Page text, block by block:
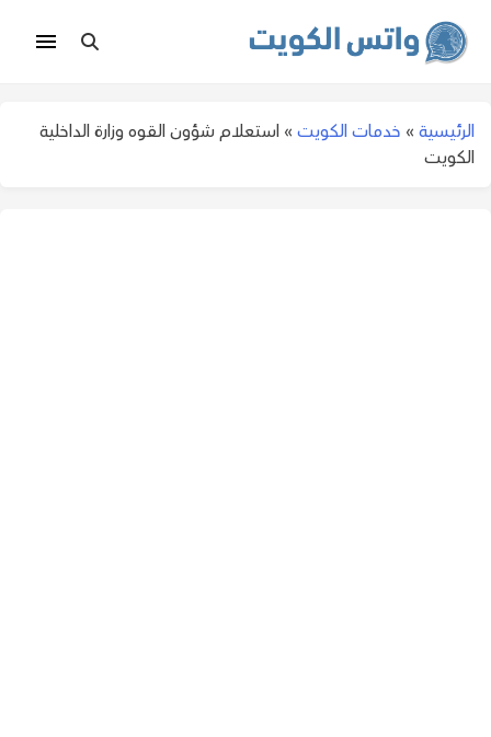
الرئيسية » خدمات الكويت » استعلام شؤون القوه وزارة الداخلية
الكويت